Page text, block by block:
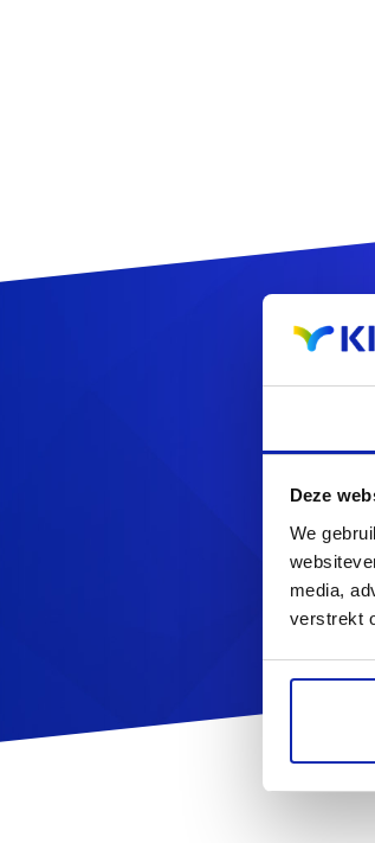
Deze
We
media,
verstrekt